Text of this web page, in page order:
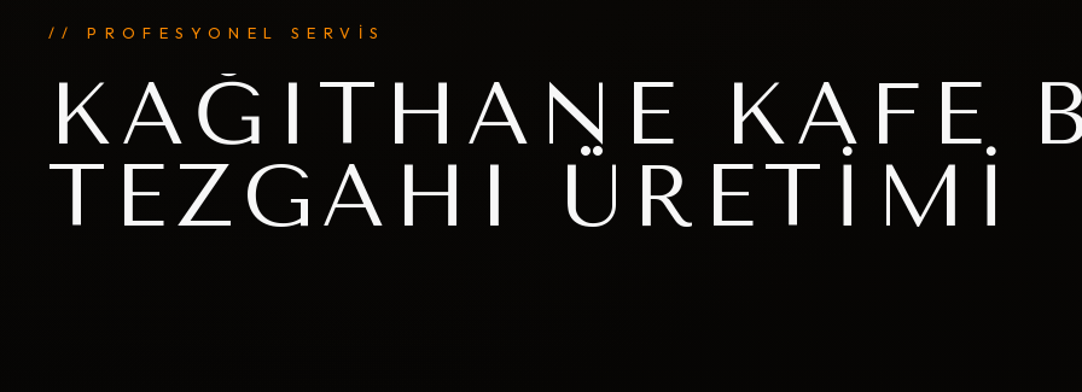
// PROFESYONEL SERVİS
KAĞITHANE KAFE
TEZGAHI ÜRETIMI